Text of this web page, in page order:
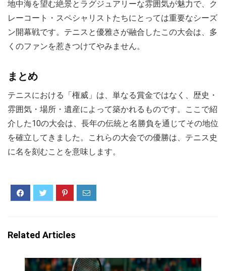
地中海を望む絶景とラグジュアリーな雰囲気が魅力で、ク
レーコート・スペシャリストたちにとっては重要なシーズ
ン開幕戦です。テニスと優雅さが融合したこの大会は、多
くのファンを惹きつけてやみません。
まとめ
テニスにおける「権威」は、単なる賞金ではなく、歴史・
雰囲気・場所・遺産によって築かれるものです。ここで紹
介した10の大会は、長年の伝統と名勝負を通じてその地位
を確立してきました。これらの大会での優勝は、テニス史
に名を刻むことを意味します。
Related Articles